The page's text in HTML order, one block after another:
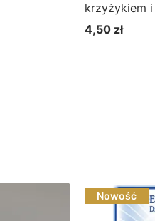
krzyżykiem
Cena
4,50 zł
Nowość